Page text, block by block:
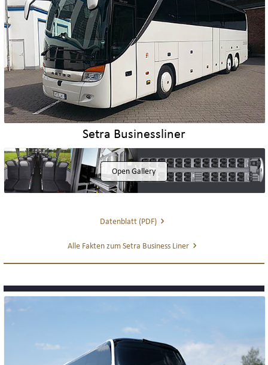
Setra Businessliner
Open Gallery
Datenblatt (PDF)
Alle Fakten zum Setra Business Liner